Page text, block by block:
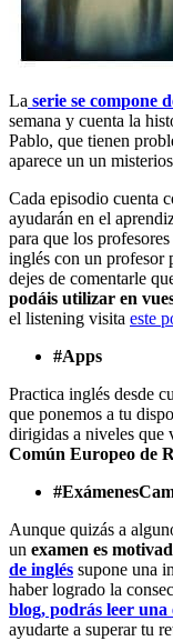
La serie se compone
semana y cuenta la
Pablo, que tienen
aparece un un
Cada episodio cuenta
ayudarán en el
para que los
inglés con un profesor
dejes de comentarle
podáis utilizar en
el listening visita este
#Apps
Practica inglés desde
que ponemos a tu
dirigidas a niveles que
Común Europeo de
Aunque quizás a
un examen es
de inglés supone una
haber logrado la
blog, podrás leer una
ayudarte a superar tu